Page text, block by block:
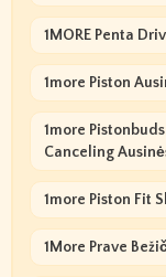
1MORE Penta
1more Piston
1more
Canceling
1more Piston Fit
1More Prave